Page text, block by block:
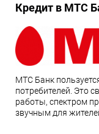
Кредит в МТС
МТС Банк
потребителей. Это
работы, спектром
звучным для